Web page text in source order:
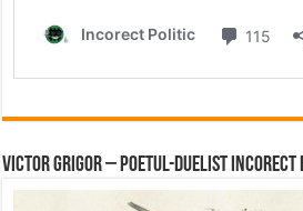
Victor Grigor – Poetul-Duelist